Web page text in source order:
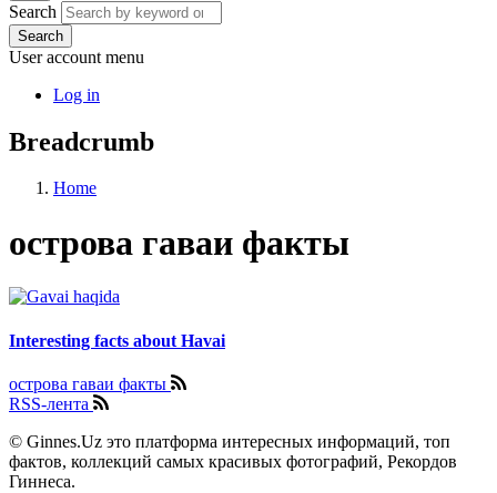
Search
Search
User account menu
Log in
Breadcrumb
Home
острова гаваи факты
Interesting facts about Havai
острова гаваи факты
RSS-лента
© Ginnes.Uz это платформа интересных информаций, топ
фактов, коллекций самых красивых фотографий, Рекордов
Гиннеса.